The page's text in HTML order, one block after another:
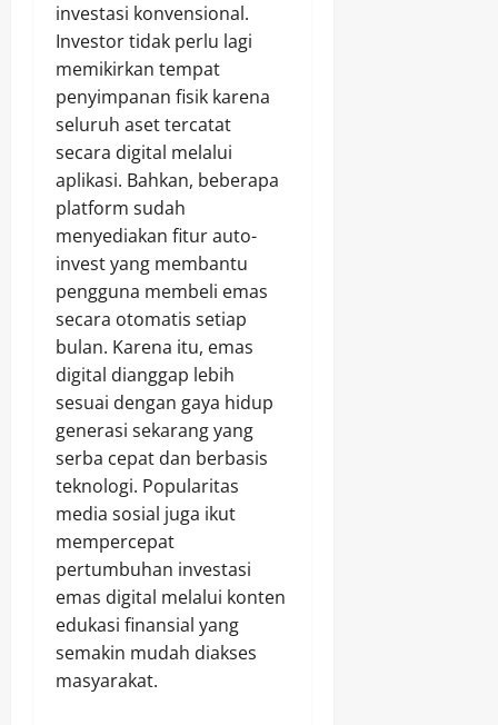
investasi konvensional.
Investor tidak perlu lagi
memikirkan tempat
penyimpanan fisik karena
seluruh aset tercatat
secara digital melalui
aplikasi. Bahkan, beberapa
platform sudah
menyediakan fitur auto-
invest yang membantu
pengguna membeli emas
secara otomatis setiap
bulan. Karena itu, emas
digital dianggap lebih
sesuai dengan gaya hidup
generasi sekarang yang
serba cepat dan berbasis
teknologi. Popularitas
media sosial juga ikut
mempercepat
pertumbuhan investasi
emas digital melalui konten
edukasi finansial yang
semakin mudah diakses
masyarakat.